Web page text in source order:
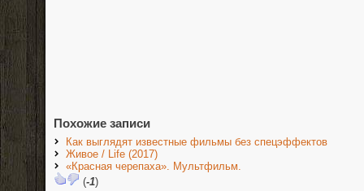
Похожие записи
Как выглядят известные фильмы без спецэффектов
Живое / Life (2017)
«Красная черепаха». Мультфильм.
(-1)